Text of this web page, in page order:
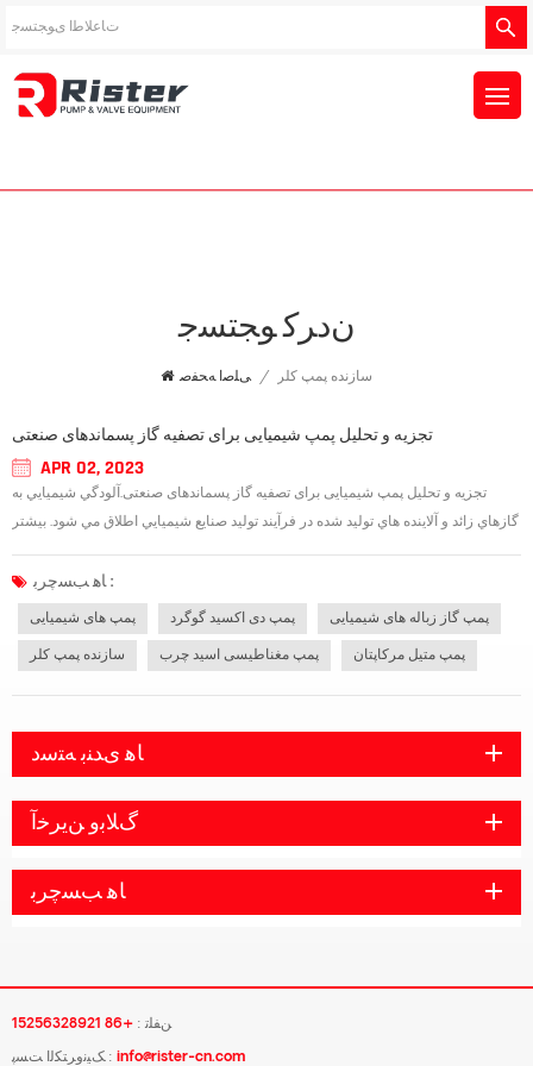
ﻥﺩﺮﮐ ﻮﺠﺘﺴﺟ
ﯽﻠﺻﺍ ﻪﺤﻔﺻ / سازنده پمپ کلر
تجزیه و تحلیل پمپ شیمیایی برای تصفیه گاز پسماندهای صنعتی
APR 02, 2023
تجزیه و تحلیل پمپ شیمیایی برای تصفیه گاز پسماندهای صنعتی.آلودگي شيميايي به
گازهاي زائد و آلاينده هاي توليد شده در فرآيند توليد صنايع شيميايي اطلاق مي شود. بیشتر
ﺎﻫ ﺐﺴﭼﺮﺑ :
پمپ های شیمیایی پمپ دی اکسید گوگرد پمپ گاز زباله های شیمیایی
سازنده پمپ کلر پمپ مغناطیسی اسید چرب پمپ متیل مرکاپتان
ﺎﻫ ﯼﺪﻨﺑ ﻪﺘﺳﺩ
ﮒﻼ ﺑﻭ ﻦﯾﺮﺧﺁ
ﺎﻫ ﺐﺴﭼﺮﺑ
ﻦﻔﻠﺗ : +86 15256328921
ﮏﯿﻧﻭﺮﺘﮑﻟﺍ ﺖﺴﭘ : info@rister-cn.com